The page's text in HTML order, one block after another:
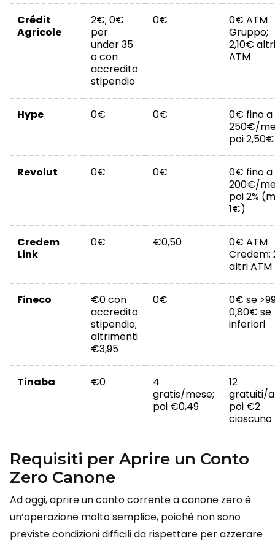
Crédit
Agricole
2€; 0€
per
under 35
o con
accredito
stipendio
0€
0€ ATM
Gruppo;
2,10€ altri
ATM
Hype 0€ 0€
0€ fino a
250€/
poi 2,50€
Revolut 0€ 0€
0€ fino a
200€/
poi 2%
1€)
Credem
Link
0€ €0,50
0€ ATM
Credem;
altri ATM
Fineco
€0 con
accredito
stipendio;
altrimenti
€3,95
0€
0€ se
0,80€ se
inferiori
Tinaba €0
4
gratis/mese;
poi €0,49
12
gratuiti/
poi €2
ciascuno
Requisiti per Aprire un Conto
Zero Canone
Ad oggi, aprire un conto corrente a canone zero è
un’operazione molto semplice, poiché non sono
previste condizioni difficili da rispettare per azzerare